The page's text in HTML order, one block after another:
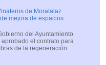
de Moratalaz
mejora de espacios
del Ayuntamiento
el contrato para
de la regeneración